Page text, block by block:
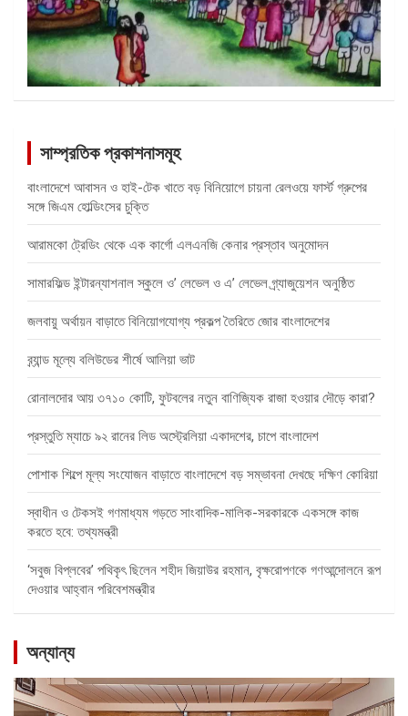
সাম্প্রতিক প্রকাশনাসমূহ
বাংলাদেশে আবাসন ও হাই-টেক খাতে বড় বিনিয়োগে চায়না রেলওয়ে ফার্স্ট গ্রুপের
সঙ্গে জিএম হোল্ডিংসের চুক্তি
আরামকো ট্রেডিং থেকে এক কার্গো এলএনজি কেনার প্রস্তাব অনুমোদন
সামারফিল্ড ইন্টারন্যাশনাল স্কুলে ও’ লেভেল ও এ’ লেভেল গ্র্যাজুয়েশন অনুষ্ঠিত
জলবায়ু অর্থায়ন বাড়াতে বিনিয়োগযোগ্য প্রকল্প তৈরিতে জোর বাংলাদেশের
ব্র্যান্ড মূল্যে বলিউডের শীর্ষে আলিয়া ভাট
রোনালদোর আয় ৩৭১০ কোটি, ফুটবলের নতুন বাণিজ্যিক রাজা হওয়ার দৌড়ে কারা?
প্রস্তুতি ম্যাচে ৯২ রানের লিড অস্ট্রেলিয়া একাদশের, চাপে বাংলাদেশ
পোশাক শিল্পে মূল্য সংযোজন বাড়াতে বাংলাদেশে বড় সম্ভাবনা দেখছে দক্ষিণ কোরিয়া
স্বাধীন ও টেকসই গণমাধ্যম গড়তে সাংবাদিক-মালিক-সরকারকে একসঙ্গে কাজ
করতে হবে: তথ্যমন্ত্রী
‘সবুজ বিপ্লবের’ পথিকৃৎ ছিলেন শহীদ জিয়াউর রহমান, বৃক্ষরোপণকে গণআন্দোলনে রূপ
দেওয়ার আহ্বান পরিবেশমন্ত্রীর
অন্যান্য